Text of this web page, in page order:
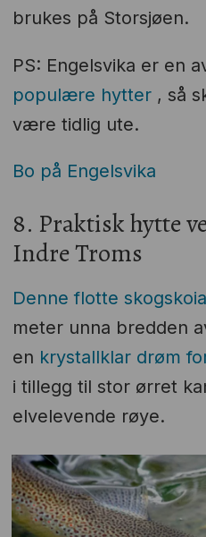
brukes på Storsjøen.
PS: Engelsvika er en
populære hytter, så
være tidlig ute.
Bo på Engelsvika
8. Praktisk hytte
Indre Troms
Denne flotte skogskoia
meter unna bredden
en krystallklar drøm
i tillegg til stor ørret
elvelevende røye.